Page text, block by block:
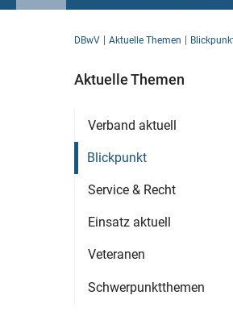
DBwV Aktuelle Themen
Aktuelle Themen
Verband aktuell
Blickpunkt
Service & Recht
Einsatz aktuell
Veteranen
Schwerpunktthemen